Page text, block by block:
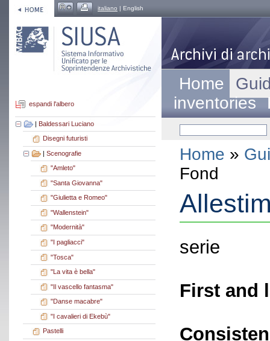
italiano | English
espandi l'albero
| Baldessari Luciano
Disegni futuristi
| Scenografie
"Amleto"
"Santa Giovanna"
"Giulietta e Romeo"
"Wallenstein"
"Modernità"
"I pagliacci"
"Tosca"
"La vita è bella"
"Il vascello fantasma"
"Danse macabre"
"I cavalieri di Ekebù"
Pastelli
Home
inventories
Home »
Fond
serie
First and